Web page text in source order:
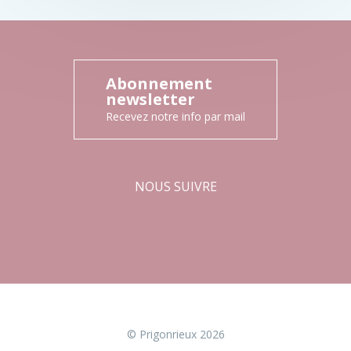
Abonnement
newsletter
Recevez notre info par mail
NOUS SUIVRE
© Prigonrieux 2026